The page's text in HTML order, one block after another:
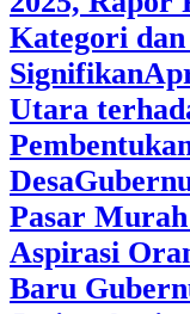
Kategori
Signifikan
Utara
Desa
Pasar
Aspirasi
Baru